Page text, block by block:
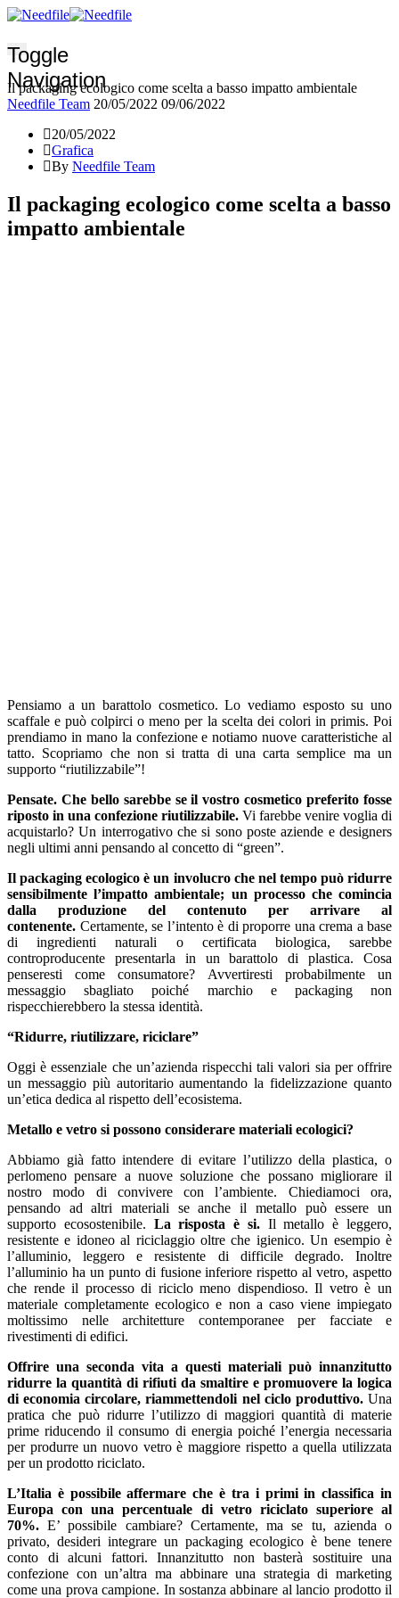
Toggle
Navigation
Il packaging ecologico come scelta a basso impatto ambientale
Needfile Team 20/05/2022 09/06/2022
20/05/2022
Grafica
By Needfile Team
Il packaging ecologico come scelta a basso
impatto ambientale
Pensiamo a un barattolo cosmetico. Lo vediamo esposto su uno
scaffale e può colpirci o meno per la scelta dei colori in primis. Poi
prendiamo in mano la confezione e notiamo nuove caratteristiche al
tatto. Scopriamo che non si tratta di una carta semplice ma un
supporto “riutilizzabile”!
Pensate. Che bello sarebbe se il vostro cosmetico preferito fosse
riposto in una confezione riutilizzabile. Vi farebbe venire voglia di
acquistarlo? Un interrogativo che si sono poste aziende e designers
negli ultimi anni pensando al concetto di “green”.
Il packaging ecologico è un involucro che nel tempo può ridurre
sensibilmente l’impatto ambientale; un processo che comincia
dalla produzione del contenuto per arrivare al
contenente. Certamente, se l’intento è di proporre una crema a base
di ingredienti naturali o certificata biologica, sarebbe
controproducente presentarla in un barattolo di plastica. Cosa
penseresti come consumatore? Avvertiresti probabilmente un
messaggio sbagliato poiché marchio e packaging non
rispecchierebbero la stessa identità.
“Ridurre, riutilizzare, riciclare”
Oggi è essenziale che un’azienda rispecchi tali valori sia per offrire
un messaggio più autoritario aumentando la fidelizzazione quanto
un’etica dedica al rispetto dell’ecosistema.
Metallo e vetro si possono considerare materiali ecologici?
Abbiamo già fatto intendere di evitare l’utilizzo della plastica, o
perlomeno pensare a nuove soluzione che possano migliorare il
nostro modo di convivere con l’ambiente. Chiediamoci ora,
pensando ad altri materiali se anche il metallo può essere un
supporto ecosostenibile. La risposta è si.Il metallo è leggero,
resistente e idoneo al riciclaggio oltre che igienico. Un esempio è
l’alluminio, leggero e resistente di difficile degrado. Inoltre
l’alluminio ha un punto di fusione inferiore rispetto al vetro, aspetto
che rende il processo di riciclo meno dispendioso. Il vetro è un
materiale completamente ecologico e non a caso viene impiegato
moltissimo nelle architetture contemporanee per facciate e
rivestimenti di edifici.
Offrire una seconda vita a questi materiali può innanzitutto
ridurre la quantità di rifiuti da smaltire e promuovere la logica
di economia circolare, riammettendoli nel ciclo produttivo.Una
pratica che può ridurre l’utilizzo di maggiori quantità di materie
prime riducendo il consumo di energia poiché l’energia necessaria
per produrre un nuovo vetro è maggiore rispetto a quella utilizzata
per un prodotto riciclato.
L’Italia è possibile affermare che è tra i primi in classifica in
Europa con una percentuale di vetro riciclato superiore al
70%. E’ possibile cambiare? Certamente, ma se tu, azienda o
privato, desideri integrare un packaging ecologico è bene tenere
conto di alcuni fattori. Innanzitutto non basterà sostituire una
confezione con un’altra ma abbinare una strategia di marketing
come una prova campione. In sostanza abbinare al lancio prodotto il